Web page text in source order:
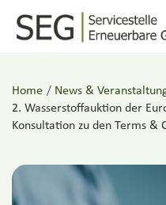
Home / News &
2. Wasserstoffauktion der
Konsultation zu den Terms &